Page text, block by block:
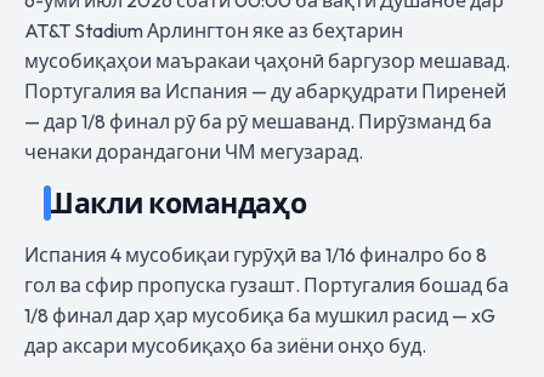
AT&T Stadium Арлингтон яке аз беҳтарин
мусобиқаҳои маъракаи ҷаҳонӣ баргузор мешавад.
Португалия ва Испания — ду абарқудрати Пиреней
— дар 1/8 финал рӯ ба рӯ мешаванд. Пирӯзманд ба
ченаки дорандагони ЧМ мегузарад.
Шакли командаҳо
Испания 4 мусобиқаи гурӯҳӣ ва 1/16 финалро бо 8
гол ва сфир пропуска гузашт. Португалия бошад ба
1/8 финал дар ҳар мусобиқа ба мушкил расид — xG
дар аксари мусобиқаҳо ба зиёни онҳо буд.